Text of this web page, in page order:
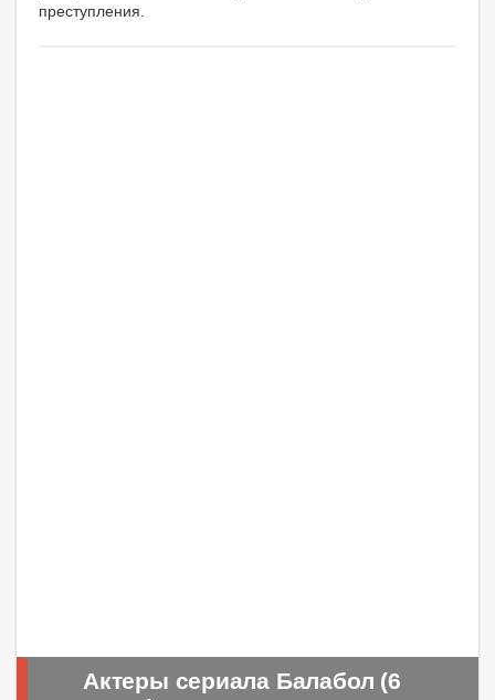
преступления.
Актеры сериала Балабол (6